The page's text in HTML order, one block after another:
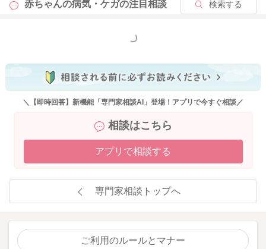
赤ちゃんの病気・ケガの注目相談 検索する
もっと見る
＼【即時回答】新機能「専門家相談AI」登場！アプリで今すぐ相談／
相談はこちら
アプリで相談する
専門家相談トップへ
ご利用のルールとマナー